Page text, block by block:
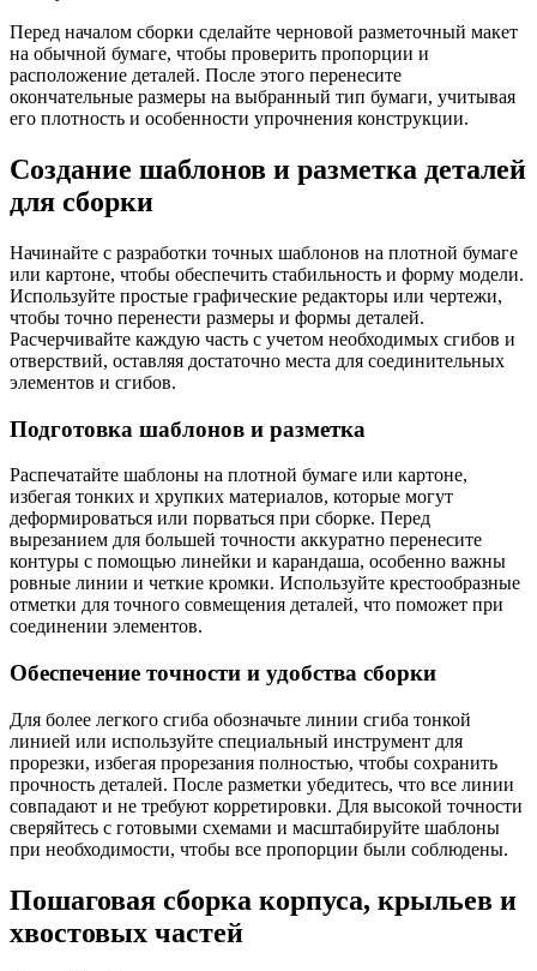
Перед началом сборки сделайте черновой разметочный макет
на обычной бумаге, чтобы проверить пропорции и
расположение деталей. После этого перенесите
окончательные размеры на выбранный тип бумаги, учитывая
его плотность и особенности упрочнения конструкции.
Создание шаблонов и разметка деталей
для сборки
Начинайте с разработки точных шаблонов на плотной бумаге
или картоне, чтобы обеспечить стабильность и форму модели.
Используйте простые графические редакторы или чертежи,
чтобы точно перенести размеры и формы деталей.
Расчерчивайте каждую часть с учетом необходимых сгибов и
отверствий, оставляя достаточно места для соединительных
элементов и сгибов.
Подготовка шаблонов и разметка
Распечатайте шаблоны на плотной бумаге или картоне,
избегая тонких и хрупких материалов, которые могут
деформироваться или порваться при сборке. Перед
вырезанием для большей точности аккуратно перенесите
контуры с помощью линейки и карандаша, особенно важны
ровные линии и четкие кромки. Используйте крестообразные
отметки для точного совмещения деталей, что поможет при
соединении элементов.
Обеспечение точности и удобства сборки
Для более легкого сгиба обозначьте линии сгиба тонкой
линией или используйте специальный инструмент для
прорезки, избегая прорезания полностью, чтобы сохранить
прочность деталей. После разметки убедитесь, что все линии
совпадают и не требуют корретировки. Для высокой точности
сверяйтесь с готовыми схемами и масштабируйте шаблоны
при необходимости, чтобы все пропорции были соблюдены.
Пошаговая сборка корпуса, крыльев и
хвостовых частей